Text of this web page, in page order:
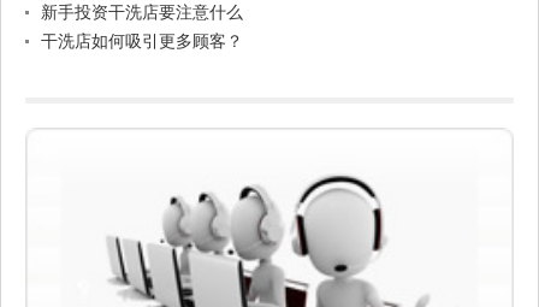
新手投资干洗店要注意什么
干洗店如何吸引更多顾客？